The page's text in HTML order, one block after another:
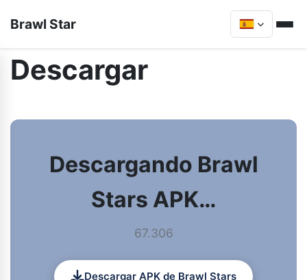
Brawl Star
Descargar
Descargando Brawl
Stars APK…
67.306
Descargar APK de Brawl Stars